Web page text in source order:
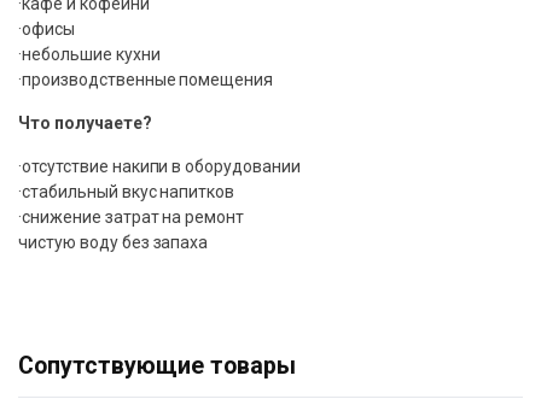
·кафе и кофейни
·офисы
·небольшие кухни
·производственные помещения
Что получаете?
·отсутствие накипи в оборудовании
·стабильный вкус напитков
·снижение затрат на ремонт
чистую воду без запаха
Сопутствующие товары